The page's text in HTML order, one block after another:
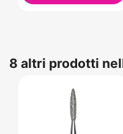
8 altri prodotti